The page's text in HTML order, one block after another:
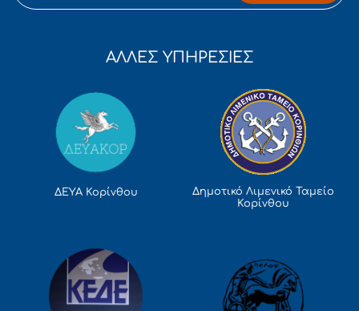
ΑΛΛΕΣ ΥΠΗΡΕΣΙΕΣ
ΔΕΥΑ Κορίνθου
Δημοτικό Λιμενικό Ταμείο
Κορίνθου